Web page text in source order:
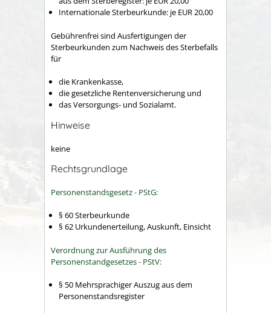
Internationale Sterbeurkunde: je EUR 20,00
Gebührenfrei sind Ausfertigungen der
Sterbeurkunden zum Nachweis des Sterbefalls
für
die Krankenkasse,
die gesetzliche Rentenversicherung und
das Versorgungs- und Sozialamt.
Hinweise
keine
Rechtsgrundlage
Personenstandsgesetz - PStG:
§ 60 Sterbeurkunde
§ 62 Urkundenerteilung, Auskunft, Einsicht
Verordnung zur Ausführung des
Personenstandgesetzes - PStV:
§ 50 Mehrsprachiger Auszug aus dem
Personenstandsregister